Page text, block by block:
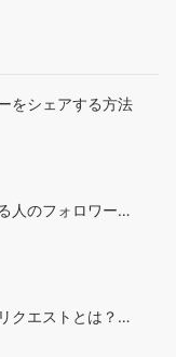
をシェアする方法
人のフォロワー…
クエストとは？…